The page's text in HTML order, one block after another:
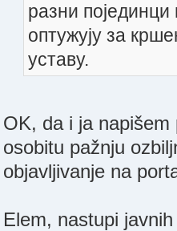
разни појединци
оптужују за
уставу.
OK, da i ja
osobitu pažnju
objavljivanje na
Elem, nastupi